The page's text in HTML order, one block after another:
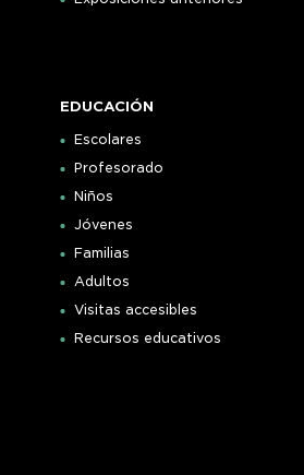
EDUCACIÓN
Escolares
Profesorado
Niños
Jóvenes
Familias
Adultos
Visitas accesibles
Recursos educativos